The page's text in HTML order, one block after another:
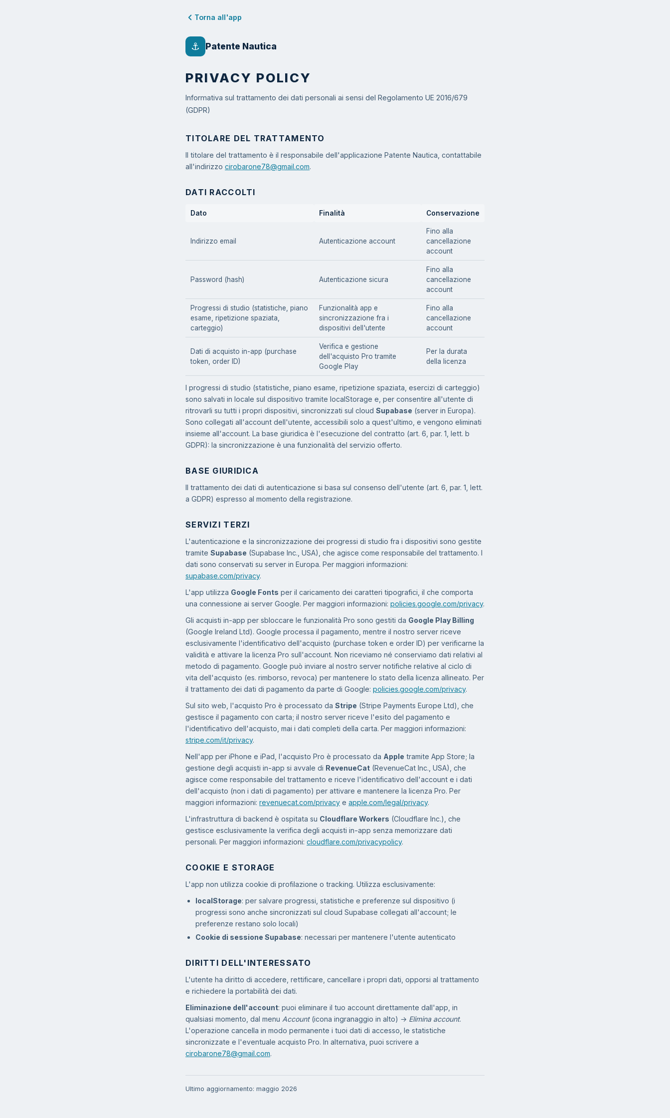
Torna all'app
⚓ Patente Nautica
PRIVACY POLICY
Informativa sul trattamento dei dati personali ai sensi del Regolamento UE 2016/679
(GDPR)
TITOLARE DEL TRATTAMENTO
Il titolare del trattamento è il responsabile dell'applicazione Patente Nautica, contattabile
all'indirizzo cirobarone78@gmail.com.
DATI RACCOLTI
Dato Finalità Conservazione
Indirizzo email Autenticazione account
Fino alla
cancellazione
account
Password (hash) Autenticazione sicura
Fino alla
cancellazione
account
Progressi di studio (statistiche, piano
esame, ripetizione spaziata,
carteggio)
Funzionalità app e
sincronizzazione fra i
dispositivi dell'utente
Fino alla
cancellazione
account
Dati di acquisto in-app (purchase
token, order ID)
Verifica e gestione
dell'acquisto Pro tramite
Google Play
Per la durata
della licenza
I progressi di studio (statistiche, piano esame, ripetizione spaziata, esercizi di carteggio)
sono salvati in locale sul dispositivo tramite localStorage e, per consentire all'utente di
ritrovarli su tutti i propri dispositivi, sincronizzati sul cloud Supabase (server in Europa).
Sono collegati all'account dell'utente, accessibili solo a quest'ultimo, e vengono eliminati
insieme all'account. La base giuridica è l'esecuzione del contratto (art. 6, par. 1, lett. b
GDPR): la sincronizzazione è una funzionalità del servizio offerto.
BASE GIURIDICA
Il trattamento dei dati di autenticazione si basa sul consenso dell'utente (art. 6, par. 1, lett.
a GDPR) espresso al momento della registrazione.
SERVIZI TERZI
L'autenticazione e la sincronizzazione dei progressi di studio fra i dispositivi sono gestite
tramite Supabase (Supabase Inc., USA), che agisce come responsabile del trattamento. I
dati sono conservati su server in Europa. Per maggiori informazioni:
supabase.com/privacy.
L'app utilizza Google Fonts per il caricamento dei caratteri tipografici, il che comporta
una connessione ai server Google. Per maggiori informazioni: policies.google.com/privacy.
Gli acquisti in-app per sbloccare le funzionalità Pro sono gestiti da Google Play Billing
(Google Ireland Ltd). Google processa il pagamento, mentre il nostro server riceve
esclusivamente l'identificativo dell'acquisto (purchase token e order ID) per verificarne la
validità e attivare la licenza Pro sull'account. Non riceviamo né conserviamo dati relativi al
metodo di pagamento. Google può inviare al nostro server notifiche relative al ciclo di
vita dell'acquisto (es. rimborso, revoca) per mantenere lo stato della licenza allineato. Per
il trattamento dei dati di pagamento da parte di Google: policies.google.com/privacy.
Sul sito web, l'acquisto Pro è processato da Stripe (Stripe Payments Europe Ltd), che
gestisce il pagamento con carta; il nostro server riceve l'esito del pagamento e
l'identificativo dell'acquisto, mai i dati completi della carta. Per maggiori informazioni:
stripe.com/it/privacy.
Nell'app per iPhone e iPad, l'acquisto Pro è processato da Apple tramite App Store; la
gestione degli acquisti in-app si avvale di RevenueCat (RevenueCat Inc., USA), che
agisce come responsabile del trattamento e riceve l'identificativo dell'account e i dati
dell'acquisto (non i dati di pagamento) per attivare e mantenere la licenza Pro. Per
maggiori informazioni: revenuecat.com/privacy e apple.com/legal/privacy.
L'infrastruttura di backend è ospitata su Cloudflare Workers (Cloudflare Inc.), che
gestisce esclusivamente la verifica degli acquisti in-app senza memorizzare dati
personali. Per maggiori informazioni: cloudflare.com/privacypolicy.
COOKIE E STORAGE
L'app non utilizza cookie di profilazione o tracking. Utilizza esclusivamente:
localStorage: per salvare progressi, statistiche e preferenze sul dispositivo (i
progressi sono anche sincronizzati sul cloud Supabase collegati all'account; le
preferenze restano solo locali)
Cookie di sessione Supabase: necessari per mantenere l'utente autenticato
DIRITTI DELL'INTERESSATO
L'utente ha diritto di accedere, rettificare, cancellare i propri dati, opporsi al trattamento
e richiedere la portabilità dei dati.
Eliminazione dell'account: puoi eliminare il tuo account direttamente dall'app, in
qualsiasi momento, dal menu Account(icona ingranaggio in alto) → Elimina account.
L'operazione cancella in modo permanente i tuoi dati di accesso, le statistiche
sincronizzate e l'eventuale acquisto Pro. In alternativa, puoi scrivere a
cirobarone78@gmail.com.
Ultimo aggiornamento: maggio 2026